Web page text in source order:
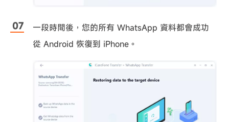
一段時間後，您的所有 WhatsApp 資料都會成功
從 Android 恢復到 iPhone。